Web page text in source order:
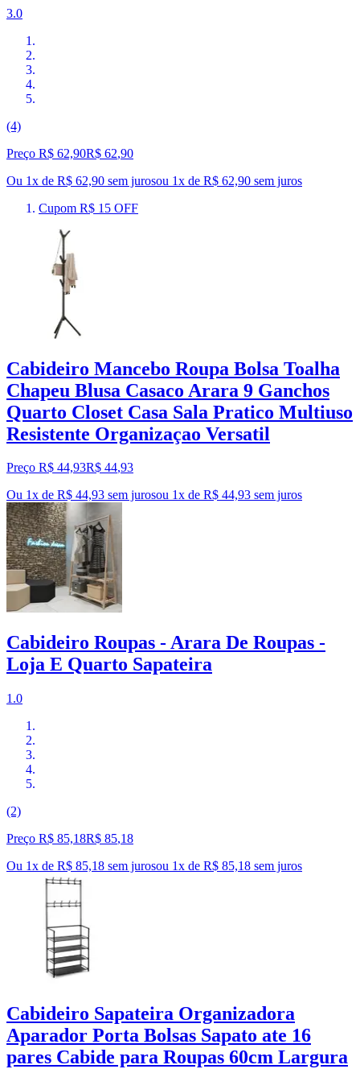
3.0
(4)
Preço R$ 62,90R$ 62,90
Ou 1x de R$ 62,90 sem jurosou 1x de R$ 62,90 sem juros
Cupom R$ 15 OFF
Cabideiro Mancebo Roupa Bolsa Toalha
Chapeu Blusa Casaco Arara 9 Ganchos
Quarto Closet Casa Sala Pratico Multiuso
Resistente Organizaçao Versatil
Preço R$ 44,93R$ 44,93
Ou 1x de R$ 44,93 sem jurosou 1x de R$ 44,93 sem juros
Cabideiro Roupas - Arara De Roupas -
Loja E Quarto Sapateira
1.0
(2)
Preço R$ 85,18R$ 85,18
Ou 1x de R$ 85,18 sem jurosou 1x de R$ 85,18 sem juros
Cabideiro Sapateira Organizadora
Aparador Porta Bolsas Sapato ate 16
pares Cabide para Roupas 60cm Largura